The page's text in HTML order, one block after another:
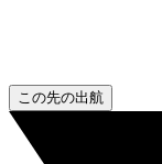
この先の出航